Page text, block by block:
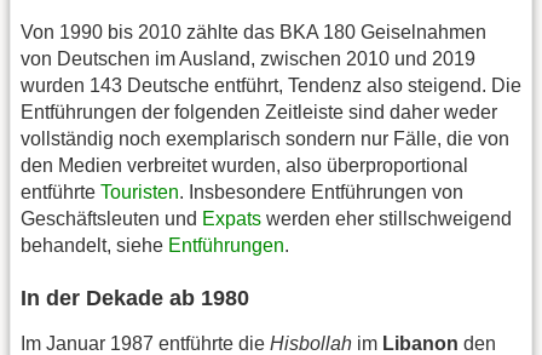
Von 1990 bis 2010 zählte das BKA 180 Geiselnahmen
von Deutschen im Ausland, zwischen 2010 und 2019
wurden 143 Deutsche entführt, Tendenz also steigend. Die
Entführungen der folgenden Zeitleiste sind daher weder
vollständig noch exemplarisch sondern nur Fälle, die von
den Medien verbreitet wurden, also überproportional
entführte Touristen. Insbesondere Entführungen von
Geschäftsleuten und Expats werden eher stillschweigend
behandelt, siehe Entführungen.
In der Dekade ab 1980
Im Januar 1987 entführte die Hisbollah im Libanon den